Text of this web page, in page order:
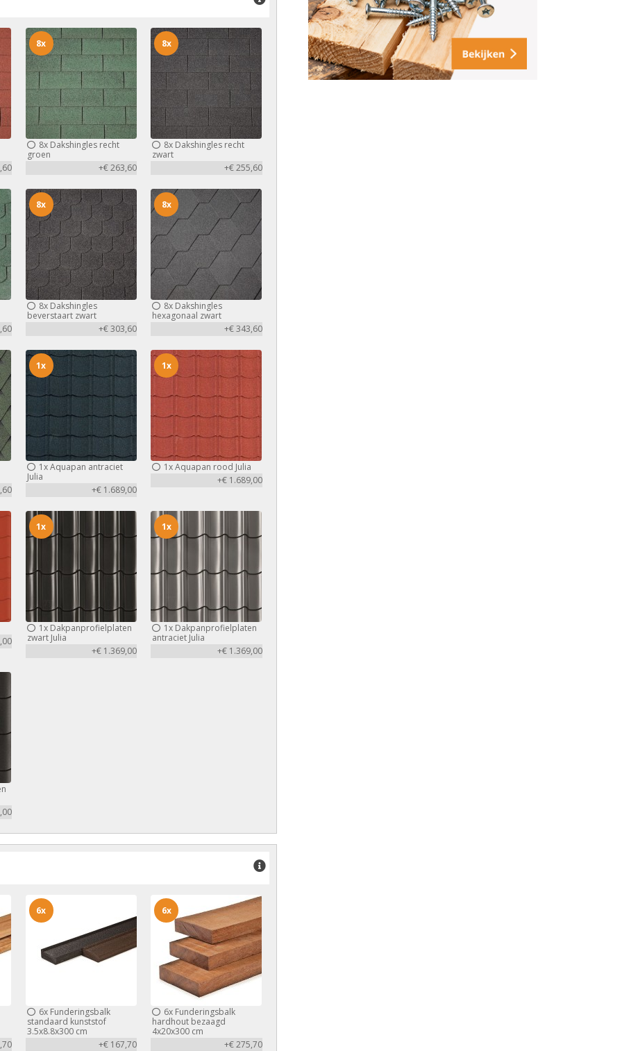
8xDakshingles recht
groen
+€ 263,60
8x
8x Dakshingles recht
zwart
+€ 255,60
8x
8xDakshingles
beverstaart zwart
+€ 303,60
8x
8x Dakshingles
hexagonaal zwart
+€ 343,60
8x
1xAquapan antraciet
Julia
+€ 1.689,00
1x
1xAquapan rood Julia
+€ 1.689,00
1x
1xDakpanprofielplaten
zwart Julia
+€ 1.369,00
1x
1x Dakpanprofielplaten
antraciet Julia
+€ 1.369,00
1x
6xFunderingsbalk
standaard kunststof
3.5x8.8x300 cm
+€ 167,70
6x
6x Funderingsbalk
hardhout bezaagd
4x20x300 cm
+€ 275,70
6x